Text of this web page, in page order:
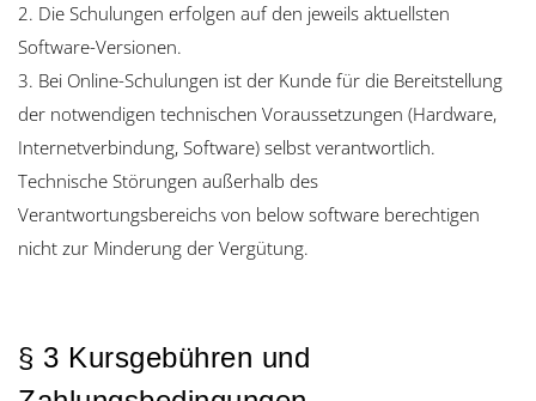
2. Die Schulungen erfolgen auf den jeweils aktuellsten
Software-Versionen.
3. Bei Online-Schulungen ist der Kunde für die Bereitstellung
der notwendigen technischen Voraussetzungen (Hardware,
Internetverbindung, Software) selbst verantwortlich.
Technische Störungen außerhalb des
Verantwortungsbereichs von below software berechtigen
nicht zur Minderung der Vergütung.
§ 3 Kursgebühren und